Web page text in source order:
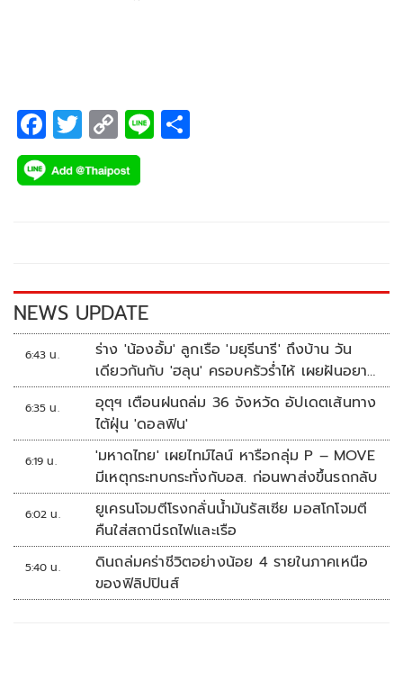
F
ac
e
k
T
wi
tt
C
o
p
k
Li
NEWS UPDATE
6:43 น.
ร่าง 'น้องอั้ม' ลูกเรือ 'มยุรีนารี' ถึงบ้าน วัน
เดียวกันกับ 'ฮลุน' ครอบครัวร่ำไห้ เผยฝันอยาก
เป็นทหารเรือ
6:35 น.
อุตุฯ เตือนฝนถล่ม 36 จังหวัด อัปเดตเส้นทาง
ไต้ฝุ่น 'ดอลฟิน'
6:19 น.
'มหาดไทย' เผยไทม์ไลน์ หารือกลุ่ม P – MOVE
มีเหตุกระทบกระทั่งกับอส. ก่อนพาส่งขึ้นรถกลับ
6:02 น.
ยูเครนโจมตีโรงกลั่นน้ำมันรัสเซีย มอสโกโจมตี
คืนใส่สถานีรถไฟและเรือ
5:40 น.
ดินถล่มคร่าชีวิตอย่างน้อย 4 รายในภาคเหนือ
ของฟิลิปปินส์